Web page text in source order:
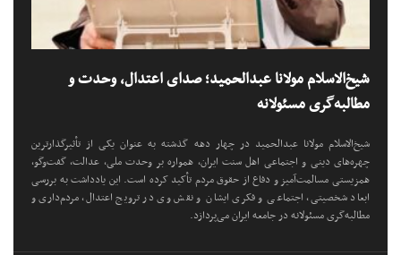
شیخ‌الاسلام مولانا عبدالحمید؛ صدای اعتدال، وحدت و
مطالبه‌گری مسئولانه
شیخ‌الاسلام مولانا عبدالحمید در چهار دهه گذشته به عنوان یکی از تأثیرگذارترین
چهره‌های دینی و اجتماعی اهل سنت ایران، همواره بر وحدت ملی، عدالت، گفت‌وگو،
همزیستی مسالمت‌آمیز و دفاع از حقوق مردم تأکید کرده است. این یادداشت به بررسی
ابعاد شخصیتی، اجتماعی و فکری ایشان و نقش وی در ترویج اعتدال، مردم‌داری و
مطالبه‌گری مسئولانه در جامعه ایران می‌پردازد.